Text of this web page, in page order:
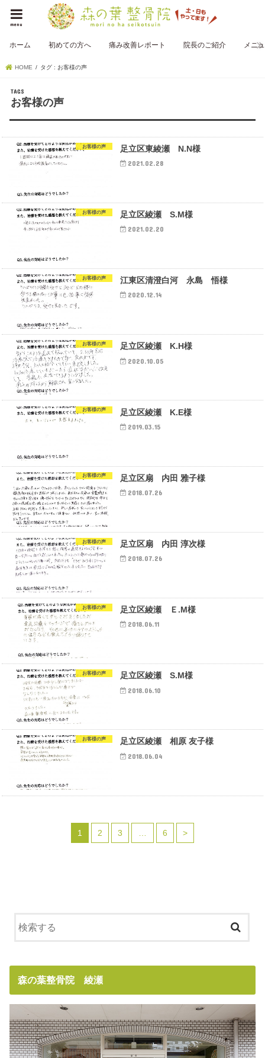
menu
ホーム 初めての方へ 痛み改善レポート 院長のご紹介 メニ
HOME タグ : お客様の声
お客様の声
お客様の声 足立区東綾瀬 N.N様
2021.02.28
お客様の声 足立区綾瀬 S.M様
2021.02.20
お客様の声 江東区清澄白河 永島 悟様
2020.12.14
お客様の声 足立区綾瀬 K.H様
2020.10.05
お客様の声 足立区綾瀬 K.E様
2019.03.15
お客様の声 足立区扇 内田 雅子様
2018.07.26
お客様の声 足立区扇 内田 淳次様
2018.07.26
お客様の声 足立区綾瀬 Ｅ.M様
2018.06.11
お客様の声 足立区綾瀬 S.M様
2018.06.10
お客様の声 足立区綾瀬 相原 友子様
2018.06.04
1 2 3 6 >
森の葉整骨院 綾瀬